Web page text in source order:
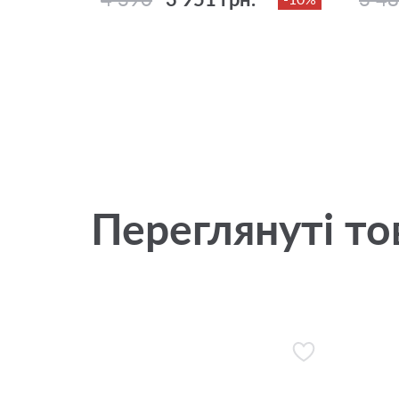
Переглянуті